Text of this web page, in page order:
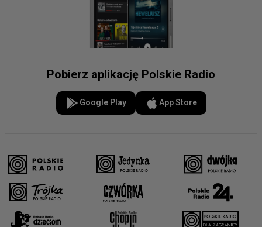
Pobierz aplikację Polskie Radio
Google Play App Store